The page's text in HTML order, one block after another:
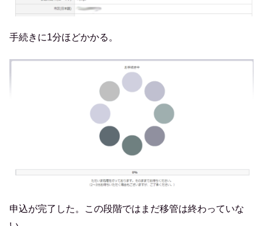
手続きに1分ほどかかる。
申込が完了した。この段階ではまだ移管は終わっていな